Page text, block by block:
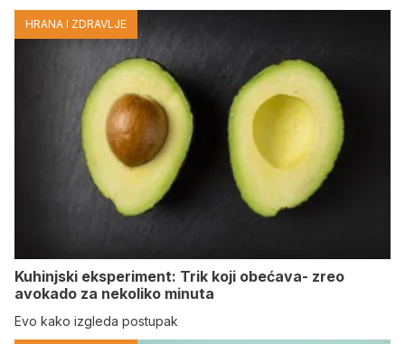
HRANA I ZDRAVLJE
Kuhinjski eksperiment: Trik koji obećava- zreo
avokado za nekoliko minuta
Evo kako izgleda postupak